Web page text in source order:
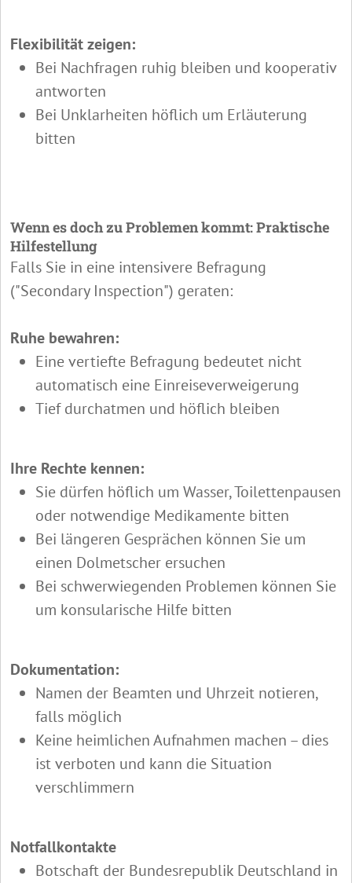
Flexibilität zeigen:
Bei Nachfragen ruhig bleiben und kooperativ
antworten
Bei Unklarheiten höflich um Erläuterung
bitten
Wenn es doch zu Problemen kommt: Praktische
Hilfestellung
Falls Sie in eine intensivere Befragung
("Secondary Inspection") geraten:
Ruhe bewahren:
Eine vertiefte Befragung bedeutet nicht
automatisch eine Einreiseverweigerung
Tief durchatmen und höflich bleiben
Ihre Rechte kennen:
Sie dürfen höflich um Wasser, Toilettenpausen
oder notwendige Medikamente bitten
Bei längeren Gesprächen können Sie um
einen Dolmetscher ersuchen
Bei schwerwiegenden Problemen können Sie
um konsularische Hilfe bitten
Dokumentation:
Namen der Beamten und Uhrzeit notieren,
falls möglich
Keine heimlichen Aufnahmen machen – dies
ist verboten und kann die Situation
verschlimmern
Notfallkontakte
Botschaft der Bundesrepublik Deutschland in